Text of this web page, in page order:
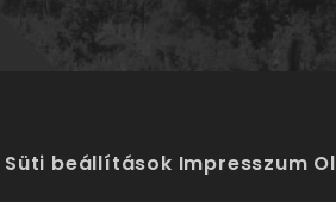
Süti beállítások Impresszum